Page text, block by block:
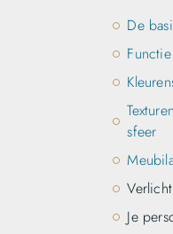
De
sfeer
Je